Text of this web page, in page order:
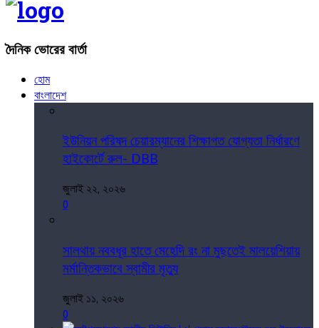
দৈনিক ভোরের বার্তা
হোম
বাংলাদেশ
ইউনিয়ন পরিষদ চেয়ারম্যানের শিক্ষাগত যোগ্যতা নির্ধারণে
হাইকোর্টে রুল- DBB
জুলাই ২২, ২০২৬
0
সালথায় নববধূর হাতে মেহেদি রং না মুছতেই মালয়েশিয়ায়
মর্মান্তিকভাবে স্বামীর মৃত্যু
জুলাই ১১, ২০২৬
0